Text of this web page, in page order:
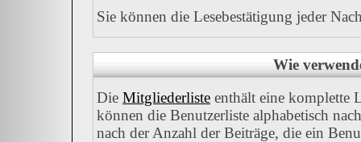
Sie können die Lesebestätigung jeder
Wie
Die Mitgliederliste enthält eine komplette
können die Benutzerliste alphabetisch
nach der Anzahl der Beiträge, die ein